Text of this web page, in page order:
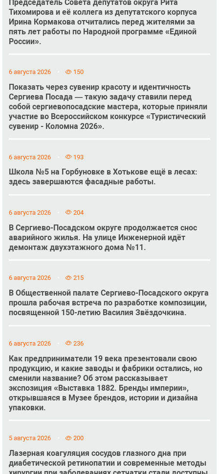
Председатель Совета депутатов округа Рита
Тихомирова и её коллега из депутатского корпуса
Ирина Кормакова отчитались перед жителями за
пять лет работы по Народной программе «Единой
России».
6 августа 2026 150
Показать через сувенир красоту и идентичность
Сергиева Посада — такую задачу ставили перед
собой сергиевопосадские мастера, которые приняли
участие во Всероссийском конкурсе «Туристический
сувенир - Коломна 2026».
6 августа 2026 193
Школа №5 на Горбуновке в Хотькове ещё в лесах:
здесь завершаются фасадные работы.
6 августа 2026 204
В Сергиево-Посадском округе продолжается снос
аварийного жилья. На улице Инженерной идёт
демонтаж двухэтажного дома №11.
6 августа 2026 215
В Общественной палате Сергиево-Посадского округа
прошла рабочая встреча по разработке композиции,
посвященной 150-летию Василия Звёздочкина.
6 августа 2026 236
Как предприниматели 19 века презентовали свою
продукцию, и какие заводы и фабрики остались, но
сменили название? Об этом рассказывает
экспозиция «Выставка 1882. Бренды империи»,
открывшаяся в Музее брендов, истории и дизайна
упаковки.
5 августа 2026 200
Лазерная коагуляция сосудов глазного дна при
диабетической ретинопатии и современные методы